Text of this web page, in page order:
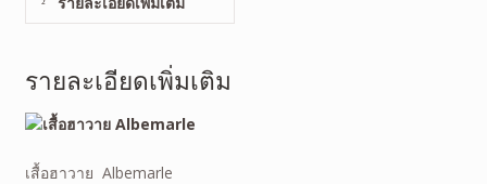
รายละเอียดเพิ่มเติม
เสื้อฮาวาย Albemarle